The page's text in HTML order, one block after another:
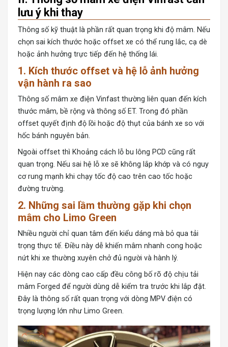
lưu ý khi thay
Thông số kỹ thuật là phần rất quan trọng khi độ mâm. Nếu
chọn sai kích thước hoặc offset xe có thể rung lắc, cạ dè
hoặc ảnh hưởng trực tiếp đến hệ thống lái.
1. Kích thước offset và hệ lỗ ảnh hưởng
vận hành ra sao
Thông số mâm xe điện Vinfast thường liên quan đến kích
thước mâm, bề rộng và thông số ET. Trong đó phần
offset quyết định độ lồi hoặc độ thụt của bánh xe so với
hốc bánh nguyên bản.
Ngoài offset thì Khoảng cách lỗ bu lông PCD cũng rất
quan trọng. Nếu sai hệ lỗ xe sẽ không lắp khớp và có nguy
cơ rung mạnh khi chạy tốc độ cao trên cao tốc hoặc
đường trường.
2. Những sai lầm thường gặp khi chọn
mâm cho Limo Green
Nhiều người chỉ quan tâm đến kiểu dáng mà bỏ qua tải
trọng thực tế. Điều này dễ khiến mâm nhanh cong hoặc
nứt khi xe thường xuyên chở đủ người và hành lý.
Hiện nay các dòng cao cấp đều công bố rõ độ chịu tải
mâm Forged để người dùng dễ kiểm tra trước khi lắp đặt.
Đây là thông số rất quan trọng với dòng MPV điện có
trọng lượng lớn như Limo Green.